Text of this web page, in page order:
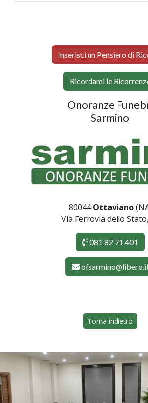
Inserisci un Pensiero di
Ricordami le
Onoranze
Sarmino
80044Ottaviano
Via Ferrovia dello
081 82 71 401
Torna indietro